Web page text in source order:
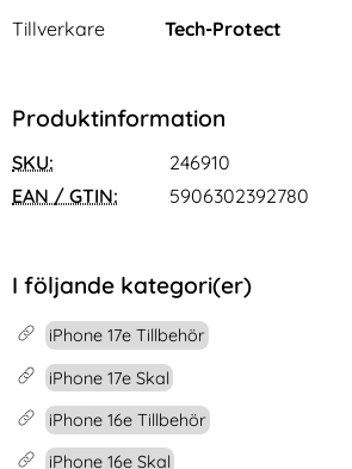
Tillverkare
Tech-Protect
Produktinformation
SKU:
246910
EAN / GTIN:
5906302392780
I följande kategori(er)
iPhone 17e Tillbehör
iPhone 17e Skal
iPhone 16e Tillbehör
iPhone 16e Skal